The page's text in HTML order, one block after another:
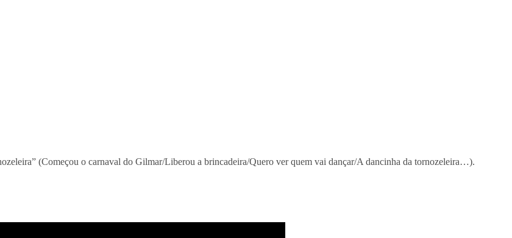
(Começou o carnaval do Gilmar/Liberou a brincadeira/Quero ver quem vai dançar/A dancinha da tornozeleira…).